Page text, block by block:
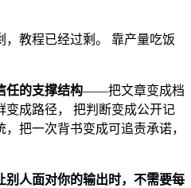
，教程已经过剩。 靠产量吃饭
任的支撑结构——把文章变成档
变成路径， 把判断变成公开记
把一次背书变成可追责承诺，
别人面对你的输出时，不需要每